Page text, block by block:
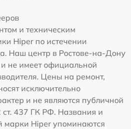
и техническим
Hiper по истечении
Наш центр в Ростове-на-Дону
не имеет официальной
Цены на ремонт,
исключительно
и не являются публичной
ст. 437 ГК РФ. Названия и
марки Hiper упоминаются